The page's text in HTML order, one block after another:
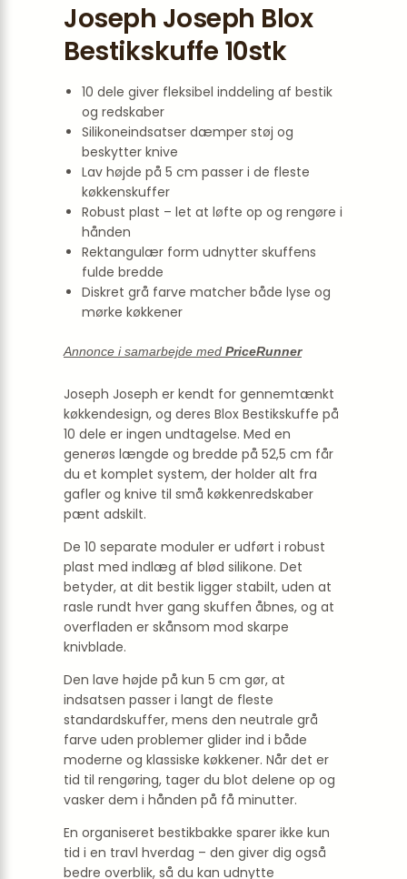
Joseph Joseph Blox
Bestikskuffe 10stk
10 dele giver fleksibel inddeling af bestik
og redskaber
Silikoneindsatser dæmper støj og
beskytter knive
Lav højde på 5 cm passer i de fleste
køkkenskuffer
Robust plast – let at løfte op og rengøre i
hånden
Rektangulær form udnytter skuffens
fulde bredde
Diskret grå farve matcher både lyse og
mørke køkkener
Annonce i samarbejde med PriceRunner
Joseph Joseph er kendt for gennemtænkt
køkkendesign, og deres Blox Bestikskuffe på
10 dele er ingen undtagelse. Med en
generøs længde og bredde på 52,5 cm får
du et komplet system, der holder alt fra
gafler og knive til små køkkenredskaber
pænt adskilt.
De 10 separate moduler er udført i robust
plast med indlæg af blød silikone. Det
betyder, at dit bestik ligger stabilt, uden at
rasle rundt hver gang skuffen åbnes, og at
overfladen er skånsom mod skarpe
knivblade.
Den lave højde på kun 5 cm gør, at
indsatsen passer i langt de fleste
standardskuffer, mens den neutrale grå
farve uden problemer glider ind i både
moderne og klassiske køkkener. Når det er
tid til rengøring, tager du blot delene op og
vasker dem i hånden på få minutter.
En organiseret bestikbakke sparer ikke kun
tid i en travl hverdag – den giver dig også
bedre overblik, så du kan udnytte